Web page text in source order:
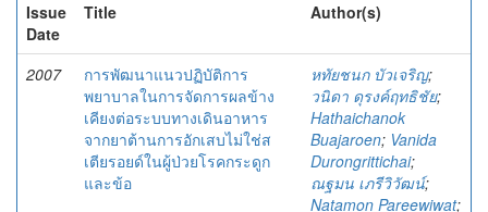
Issue
Date
Title Author(s)
2007
การพัฒนาแนวปฏิบัติการ
พยาบาลในการจัดการผลข้าง
เคียงต่อระบบทางเดินอาหาร
จากยาต้านการอักเสบไม่ใช่ส
เตียรอยด์ในผู้ป่วยโรคกระดูก
และข้อ
หทัยชนก บัวเจริญ;
วนิดา ดุรงค์ฤทธิชัย;
Hathaichanok
Buajaroen; Vanida
Durongrittichai;
ณฐมน เภรีวิวัฒน์;
Natamon Pareewiwat;